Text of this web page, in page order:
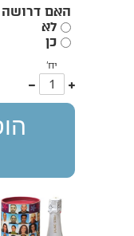
האם דרושה
לא
כן
יח'
עוד
אחד